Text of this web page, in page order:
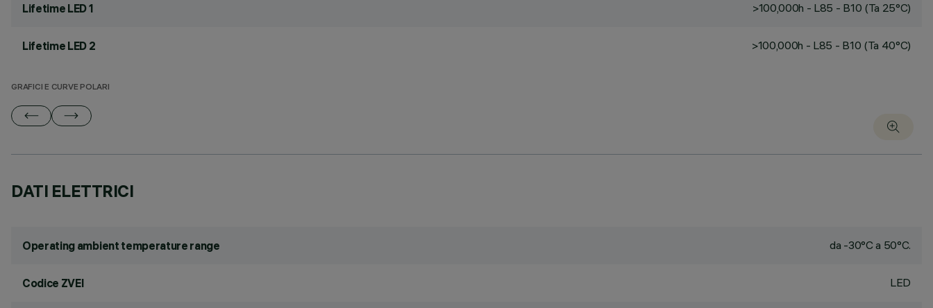
Lifetime LED 1 >100,000h - L85 - B10 (Ta 25°C)
Lifetime LED 2 >100,000h - L85 - B10 (Ta 40°C)
GRAFICI E CURVE POLARI
DATI ELETTRICI
Operating ambient temperature range da -30°C a 50°C.
Codice ZVEI LED